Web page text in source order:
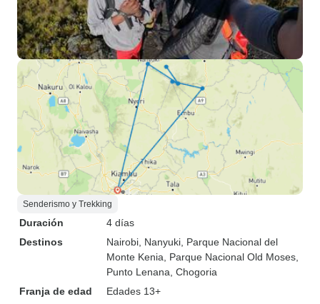
Senderismo y Trekking
Duración
4 días
Destinos
Nairobi , Nanyuki , Parque Nacional del
Monte Kenia , Parque Nacional Old Moses
Punto Lenana , Chogoria
Franja de edad
Edades 13+